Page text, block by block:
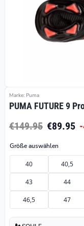
Marke: Puma
PUMA FUTURE 9
€149.95 €89.95
Größe auswählen
40 40,5
43 44
46,5 47